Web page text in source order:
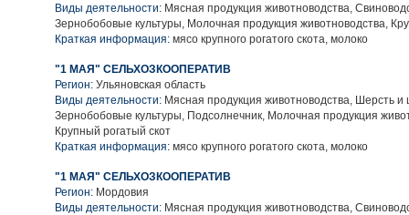
Виды деятельности: Мясная продукция животноводства,
Зернобобовые культуры, Молочная продукция животноводства,
Краткая информация: мясо крупного рогатого скота, молоко
"1 МАЯ" СЕЛЬХОЗКООПЕРАТИВ
Регион: Ульяновская область
Виды деятельности: Мясная продукция животноводства, Шерсть и
Зернобобовые культуры, Подсолнечник, Молочная продукция
Крупный рогатый скот
Краткая информация: мясо крупного рогатого скота, молоко
"1 МАЯ" СЕЛЬХОЗКООПЕРАТИВ
Регион: Мордовия
Виды деятельности: Мясная продукция животноводства,